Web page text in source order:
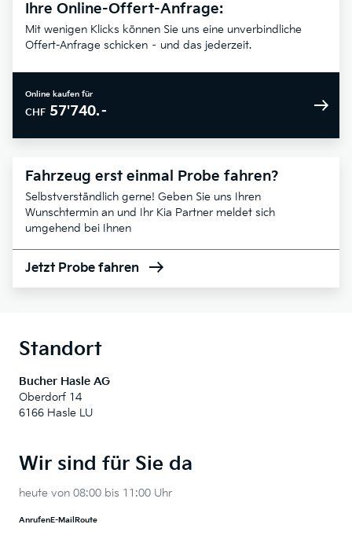
Ihre Online-Offert-Anfrage:
Mit wenigen Klicks können Sie uns eine unverbindliche
Offert-Anfrage schicken – und das jederzeit.
Online kaufen für
CHF 57'740.–
Fahrzeug erst einmal Probe fahren?
Selbstverständlich gerne! Geben Sie uns Ihren
Wunschtermin an und Ihr Kia Partner meldet sich
umgehend bei Ihnen
Jetzt Probe fahren
Standort
Bucher Hasle AG
Oberdorf 14
6166 Hasle LU
Wir sind für Sie da
heute von 08:00 bis 11:00 Uhr
AnrufenE-Mail Route